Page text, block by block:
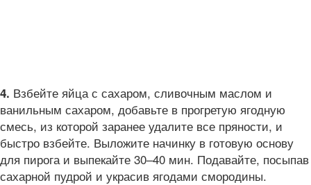
4. Взбейте яйца с сахаром, сливочным маслом и
ванильным сахаром, добавьте в прогретую ягодную
смесь, из которой заранее удалите все пряности, и
быстро взбейте. Выложите начинку в готовую основу
для пирога и выпекайте 30–40 мин. Подавайте, посыпав
сахарной пудрой и украсив ягодами смородины.